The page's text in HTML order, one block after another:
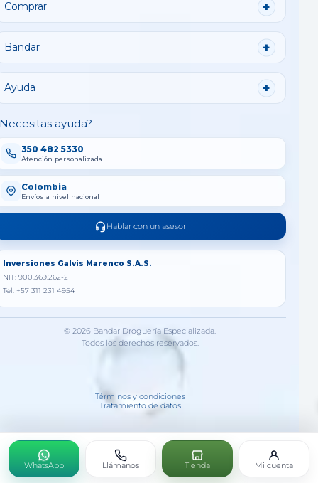
Comprar
Bandar
Ayuda
ayuda?
350 482 5330
Atención personalizada
Colombia
Envíos a nivel nacional
Hablar con un asesor
Inversiones Galvis Marenco S.A.S.
NIT: 900.369.262-2
Tel: +57 311 231 4954
© 2026 Bandar Droguería Especializada.
Todos los derechos reservados.
Términos y condiciones
Tratamiento de datos
WhatsApp Llámanos Tienda Mi cuenta